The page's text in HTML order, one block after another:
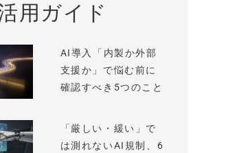
用ガイド
AI導入「内製か外部
支援か」で悩む前に
確認すべき5つのこと
「厳しい・緩い」で
は測れないAI規制、6